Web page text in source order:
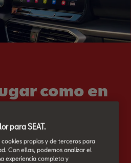
como en
de tu SEAT.
para SEAT.
cookies propias y de terceros para
Con ellas, podemos analizar el
experiencia completa y